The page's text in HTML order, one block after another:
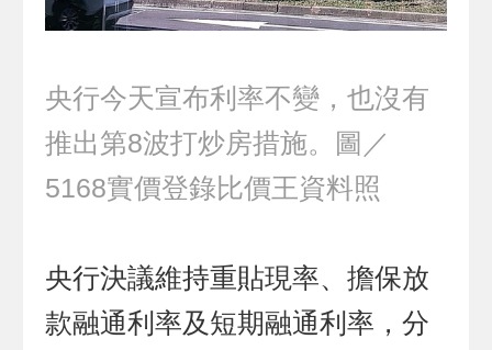
央行今天宣布利率不變，也沒有
推出第8波打炒房措施。圖／
5168實價登錄比價王資料照
央行決議維持重貼現率、擔保放
款融通利率及短期融通利率，分